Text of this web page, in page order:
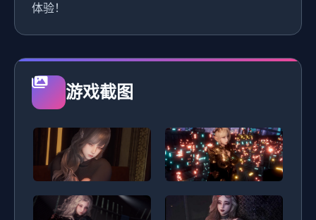
体验！
游戏截图